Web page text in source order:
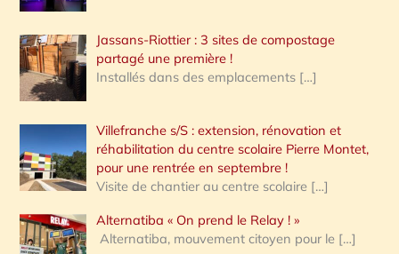
Jassans-Riottier : 3 sites de compostage
partagé une première !
Installés dans des emplacements […]
Villefranche s/S : extension, rénovation et
réhabilitation du centre scolaire Pierre Montet,
pour une rentrée en septembre !
Visite de chantier au centre scolaire […]
Alternatiba « On prend le Relay ! »
Alternatiba, mouvement citoyen pour le […]